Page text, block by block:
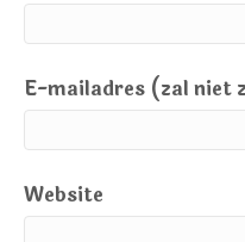
E-mailadres (zal
Website